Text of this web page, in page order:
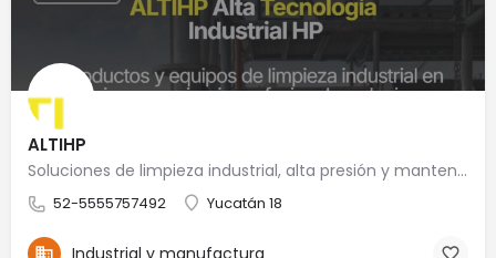
ALTIHP
Soluciones de limpieza industrial, alta presión y mantenimiento especializado
52-5555757492 Yucatán 18